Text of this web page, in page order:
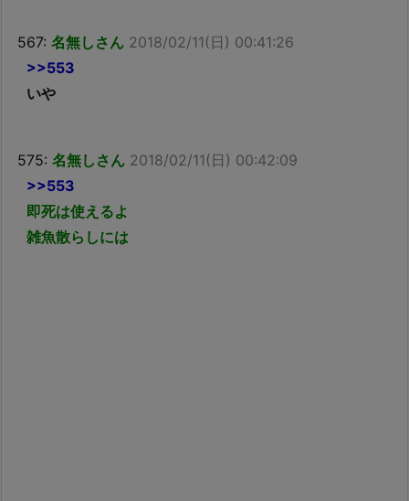
567: 名無しさん 2018/02/11(日) 00:41:26
>>553
いや
575: 名無しさん 2018/02/11(日) 00:42:09
>>553
即死は使えるよ
雑魚散らしには